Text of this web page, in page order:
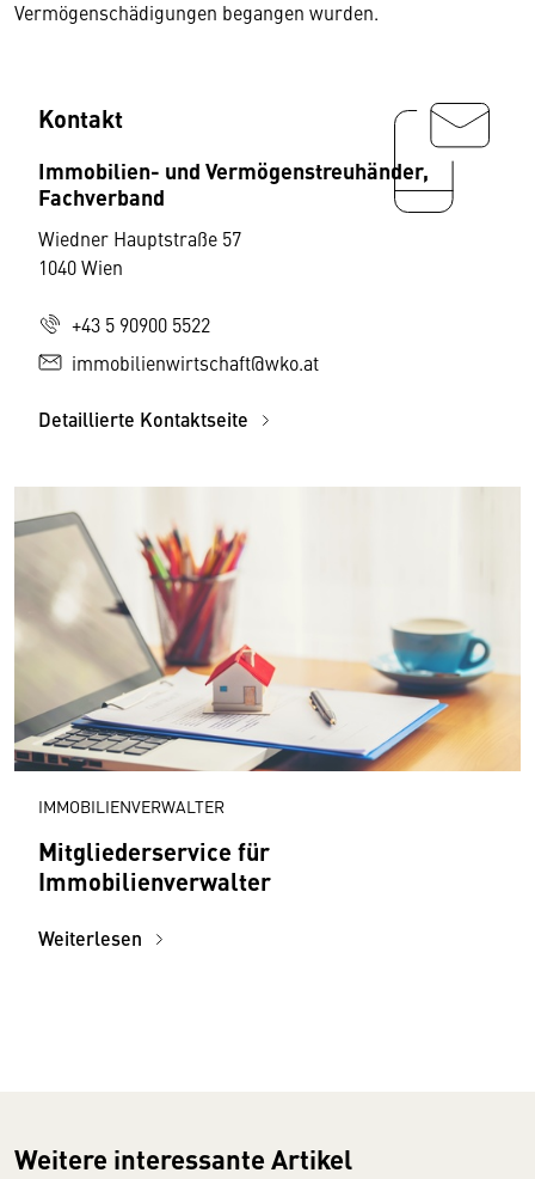
Vermögenschädigungen begangen wurden.
Kontakt
Immobilien- und Vermögenstreuhänder,
Fachverband
Wiedner Hauptstraße 57
1040 Wien
+43 5 90900 5522
immobilienwirtschaft@wko.at
Detaillierte Kontaktseite
IMMOBILIENVERWALTER
Mitgliederservice für
Immobilienverwalter
Weiterlesen
Weitere interessante Artikel